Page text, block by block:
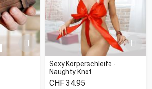
Sexy Körperschleife -
Naughty Knot
CHF 34.95